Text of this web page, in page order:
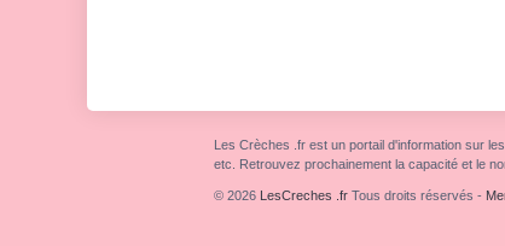
Les Crèches .fr est un portail d'information sur
etc. Retrouvez prochainement la capacité et le
© 2026 LesCreches .fr Tous droits réservés -